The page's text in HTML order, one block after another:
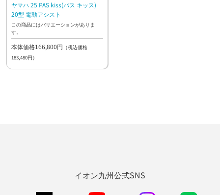
ヤマハ 25 PAS kiss(パス キッス)
20型 電動アシスト
この商品にはバリエーションがありま
す。
本体価格166,800円 （税込価格
183,480円）
イオン九州公式SNS